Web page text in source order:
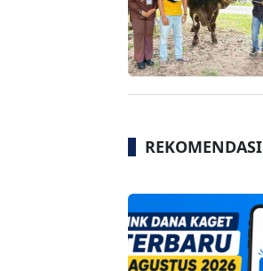
REKOMENDASI